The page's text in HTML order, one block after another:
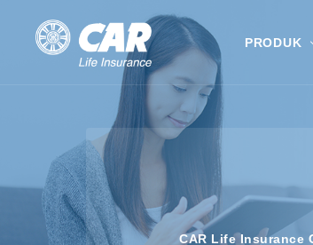
PRODUK
CAR Life Insurance